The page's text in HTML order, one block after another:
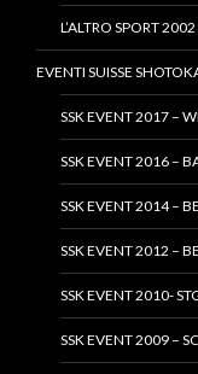
L’ALTRO SPORT
EVENTI SUISSE
SSK EVENT 2017 –
SSK EVENT 2016 –
SSK EVENT 2014 –
SSK EVENT 2012 –
SSK EVENT 2010-
SSK EVENT 2009 –